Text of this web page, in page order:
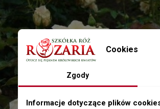
Cookies
Zgody
Informacje dotyczące plików